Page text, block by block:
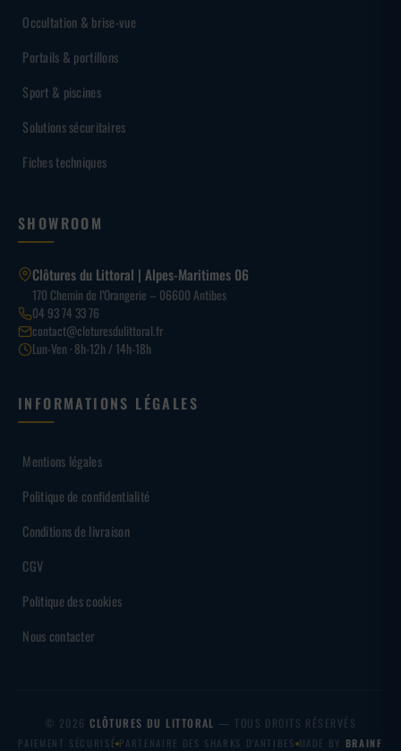
Occultation & brise-vue
Portails & portillons
Sport & piscines
Solutions sécuritaires
Fiches techniques
SHOWROOM
Clôtures du Littoral | Alpes-Maritimes 06
170 Chemin de l’Orangerie – 06600 Antibes
04 93 74 33 76
contact@cloturesdulittoral.fr
Lun-Ven · 8h-12h / 14h-18h
INFORMATIONS LÉGALES
Mentions légales
Politique de confidentialité
Conditions de livraison
CGV
Politique des cookies
Nous contacter
© 2026CLÔTURES DU LITTORAL — TOUS DROITS RÉSERVÉS
PAIEMENT SÉCURISÉ PARTENAIRE DES SHARKS D'ANTIBES MADE BY BRAINF